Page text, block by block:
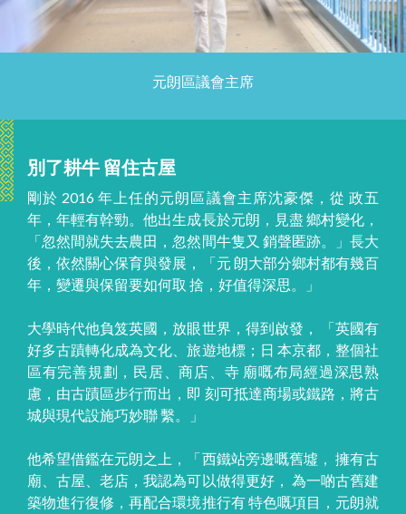
元朗區議會主席
別了耕牛 留住古屋
剛於 2016 年上任的元朗區議會主席沈豪傑，從 政五
年，年輕有幹勁。他出生成長於元朗，見盡 鄉村變化，
「忽然間就失去農田，忽然間牛隻又 銷聲匿跡。」長大
後，依然關心保育與發展，「元 朗大部分鄉村都有幾百
年，變遷與保留要如何取 捨，好值得深思。」
大學時代他負笈英國，放眼世界，得到啟發， 「英國有
好多古蹟轉化成為文化、旅遊地標；日 本京都，整個社
區有完善規劃，民居、商店、寺 廟嘅布局經過深思熟
慮，由古蹟區步行而出，即 刻可抵達商場或鐵路，將古
城與現代設施巧妙聯 繫。」
他希望借鑑在元朗之上，「西鐵站旁邊嘅舊墟， 擁有古
廟、古屋、老店，我認為可以做得更好， 為一啲古舊建
築物進行復修，再配合環境推行有 特色嘅項目，元朗就